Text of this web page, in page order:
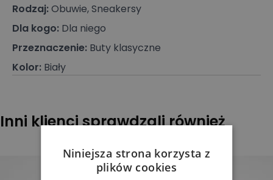
Rodzaj:Obuwie, Sneakersy
Dla kogo: Dla niego
Przeznaczenie: Buty klasyczne
Kolor: Biały
Inni klienci sprawdzali również
Niniejsza strona korzysta z
plików cookies